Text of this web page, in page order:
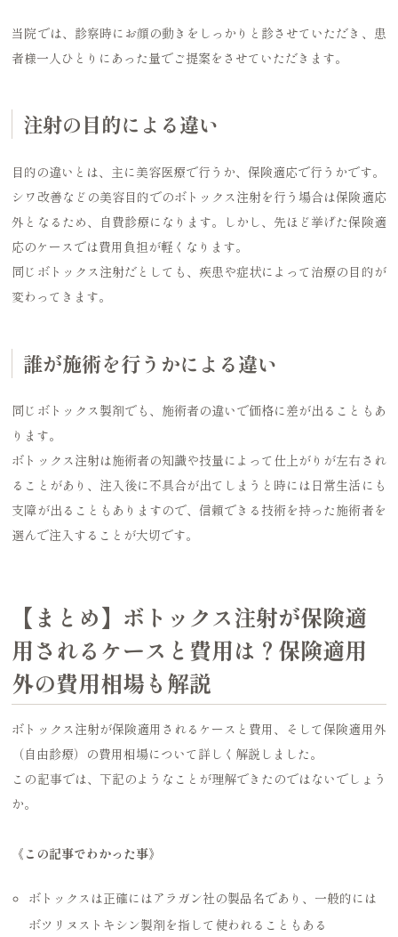
当院では、診察時にお顔の動きをしっかりと診させていただき、患
者様一人ひとりにあった量でご提案をさせていただきます。
注射の目的による違い
目的の違いとは、主に美容医療で行うか、保険適応で行うかです。
シワ改善などの美容目的でのボトックス注射を行う場合は保険適応
外となるため、自費診療になります。しかし、先ほど挙げた保険適
応のケースでは費用負担が軽くなります。
同じボトックス注射だとしても、疾患や症状によって治療の目的が
変わってきます。
誰が施術を行うかによる違い
同じボトックス製剤でも、施術者の違いで価格に差が出ることもあ
ります。
ボトックス注射は施術者の知識や技量によって仕上がりが左右され
ることがあり、注入後に不具合が出てしまうと時には日常生活にも
支障が出ることもありますので、信頼できる技術を持った施術者を
選んで注入することが大切です。
【まとめ】ボトックス注射が保険適
用されるケースと費用は？保険適用
外の費用相場も解説
ボトックス注射が保険適用されるケースと費用、そして保険適用外
（自由診療）の費用相場について詳しく解説しました。
この記事では、下記のようなことが理解できたのではないでしょう
か。
《この記事でわかった事》
ボトックスは正確にはアラガン社の製品名であり、一般的には
ボツリヌストキシン製剤を指して使われることもある